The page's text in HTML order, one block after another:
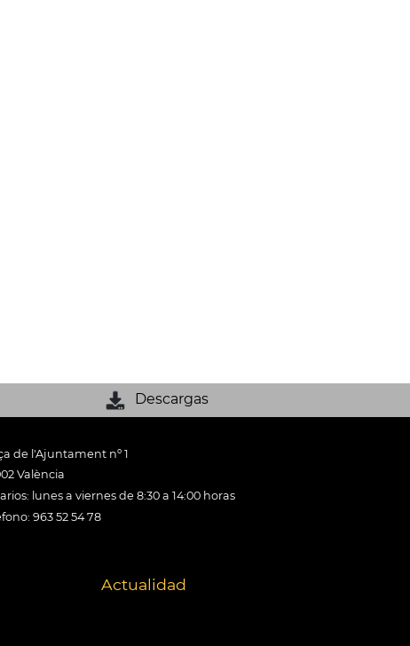
Descargas
de l'Ajuntament nº 1
València
lunes a viernes de 8:30 a 14:00 horas
963 52 54 78
Actualidad